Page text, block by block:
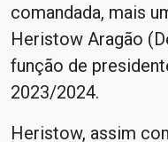
comandada, mais
Heristow Aragão
função de
2023/2024.
Heristow, assim